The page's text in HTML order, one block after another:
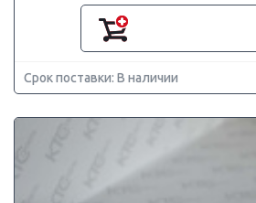
Срок поставки: В наличии